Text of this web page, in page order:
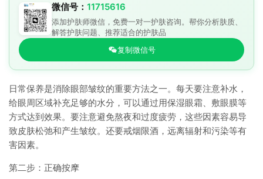
微信号： 11715616
添加护肤师微信，免费一对一护肤咨询。帮你分析肤质、
解答护肤问题、推荐适合的护肤品
复制微信号
日常保养是消除眼部皱纹的重要方法之一。每天要注意补水，
给眼周区域补充足够的水分，可以通过用保湿眼霜、敷眼膜等
方式达到效果。要注意避免熬夜和过度疲劳，这些因素容易导
致皮肤松弛和产生皱纹。还要戒烟限酒，远离辐射和污染等有
害因素。
第二步：正确按摩